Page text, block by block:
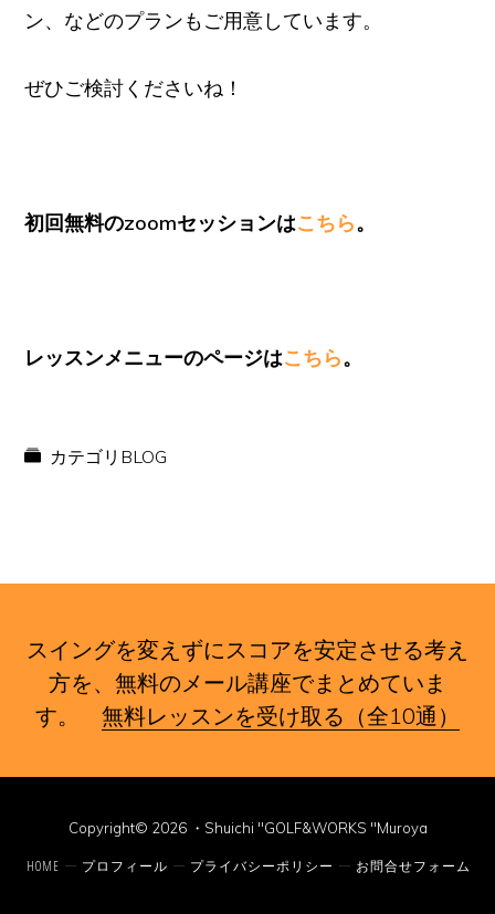
ン、などのプランもご用意しています。
ぜひご検討くださいね！
初回無料のzoomセッションはこちら。
レッスンメニューのページはこちら。
カテゴリ BLOG
スイングを変えずにスコアを安定させる考え
方を、無料のメール講座でまとめていま
す。 無料レッスンを受け取る（全10通）
Copyright© 2026 ・Shuichi "GOLF&WORKS "Muroya
HOME プロフィール プライバシーポリシー お問合せフォーム